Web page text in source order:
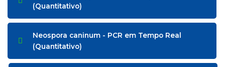
(Quantitativo)
Neospora caninum - PCR em Tempo Real
(Quantitativo)